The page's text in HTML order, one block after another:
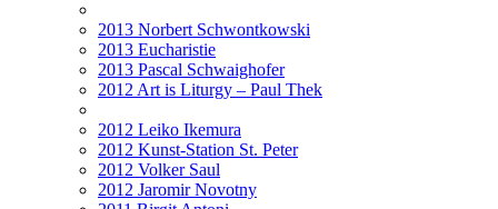
2013 Norbert Schwontkowski
2013 Eucharistie
2013 Pascal Schwaighofer
2012 Art is Liturgy – Paul Thek
2012 Leiko Ikemura
2012 Kunst-Station St. Peter
2012 Volker Saul
2012 Jaromir Novotny